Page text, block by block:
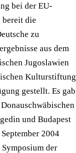
bei der EU-
die
zu
aus dem
Jugoslawien
Kulturstiftung
gestellt. Es gab
und Budapest
2004
der